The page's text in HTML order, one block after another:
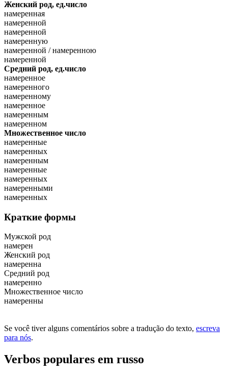
Женский род, ед.число
намеренная
намеренной
намеренной
намеренную
намеренной / намеренною
намеренной
Средний род, ед.число
намеренное
намеренного
намеренному
намеренное
намеренным
намеренном
Множественное число
намеренные
намеренных
намеренным
намеренные
намеренных
намеренными
намеренных
Краткие формы
Мужской род
намерен
Женский род
намеренна
Средний род
намеренно
Множественное число
намеренны
Se você tiver alguns comentários sobre a tradução do texto, escreva
para nós.
Verbos populares em russo